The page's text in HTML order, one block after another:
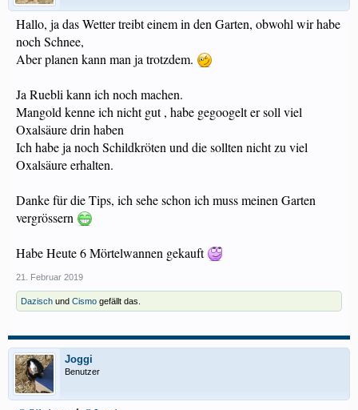
Hallo, ja das Wetter treibt einem in den Garten, obwohl wir habe
noch Schnee,
Aber planen kann man ja trotzdem.
Ja Ruebli kann ich noch machen.
Mangold kenne ich nicht gut , habe gegoogelt er soll viel
Oxalsäure drin haben
Ich habe ja noch Schildkröten und die sollten nicht zu viel
Oxalsäure erhalten.
Danke für die Tips, ich sehe schon ich muss meinen Garten
vergrössern
Habe Heute 6 Mörtelwannen gekauft
21. Februar 2019
Dazisch und Cismo gefällt das.
Joggi
Benutzer